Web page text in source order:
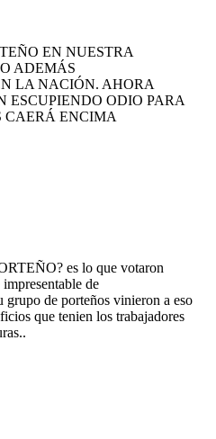
EN NUESTRA
ADEMÁS
LA NACIÓN. AHORA
ESCUPIENDO ODIO PARA
CAERÁ ENCIMA
es lo que votaron
de
de porteños vinieron a eso
que tenien los trabajadores